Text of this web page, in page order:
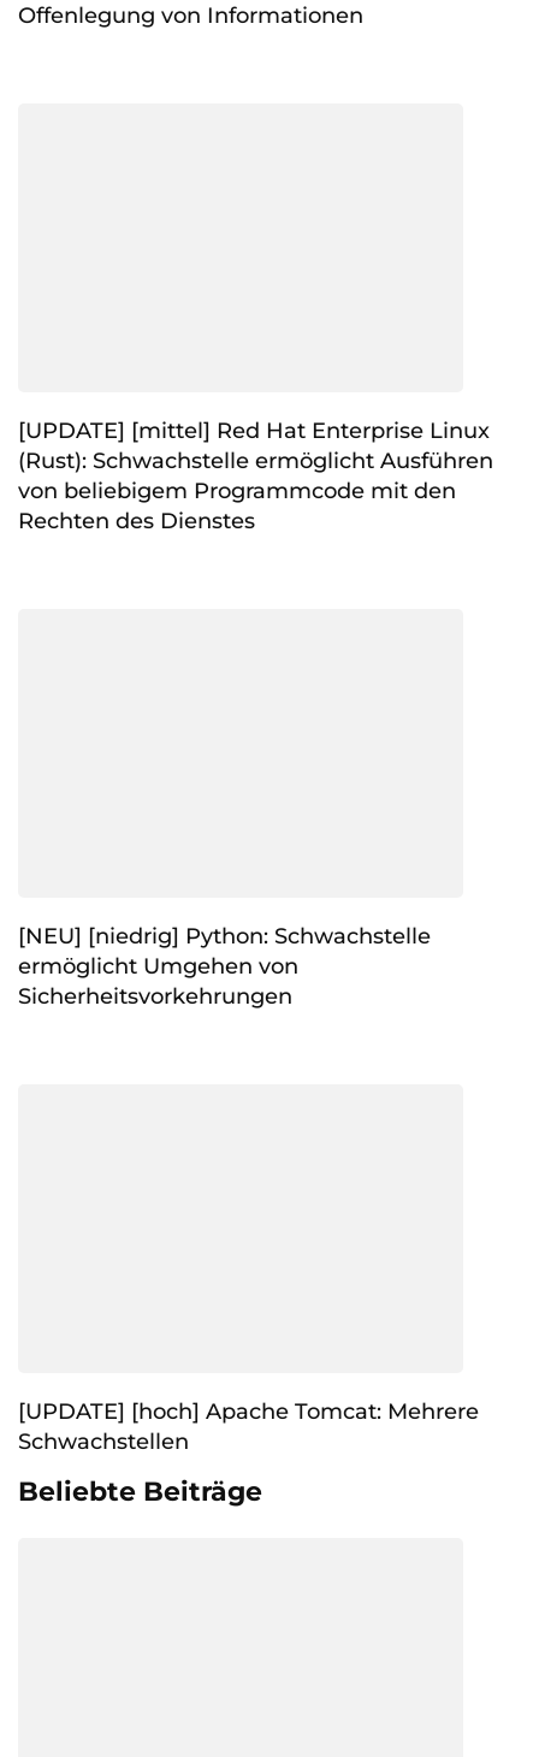
Offenlegung von Informationen
[UPDATE] [mittel] Red Hat Enterprise Linux
(Rust): Schwachstelle ermöglicht Ausführen
von beliebigem Programmcode mit den
Rechten des Dienstes
[NEU] [niedrig] Python: Schwachstelle
ermöglicht Umgehen von
Sicherheitsvorkehrungen
[UPDATE] [hoch] Apache Tomcat: Mehrere
Schwachstellen
Beliebte Beiträge